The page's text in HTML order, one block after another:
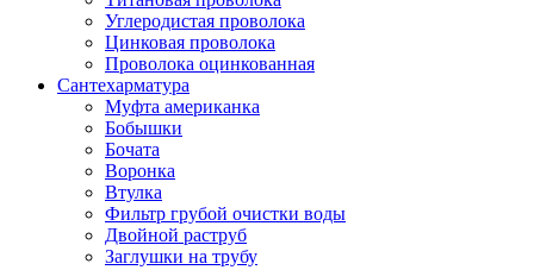
Углеродистая проволока
Цинковая проволока
Проволока оцинкованная
Сантехарматура
Муфта американка
Бобышки
Бочата
Воронка
Втулка
Фильтр грубой очистки воды
Двойной раструб
Заглушки на трубу